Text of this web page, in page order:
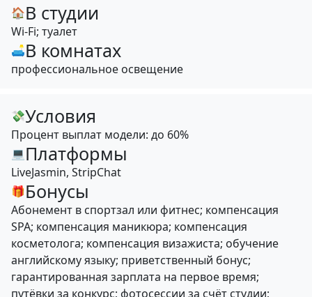
🏠В студии
Wi-Fi; туалет
🛋В комнатах
профессиональное освещение
💸Условия
Процент выплат модели: до 60%
💻 Платформы
LiveJasmin, StripChat
🎁Бонусы
Абонемент в спортзал или фитнес; компенсация
SPA; компенсация маникюра; компенсация
косметолога; компенсация визажиста; обучение
английскому языку; приветственный бонус;
гарантированная зарплата на первое время;
путёвки за конкурс; фотосессии за счёт студии;